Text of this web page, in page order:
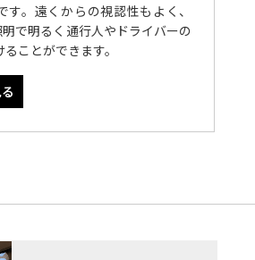
す。遠くからの視認性もよく、
明で明るく通行人やドライバーの
ことができます。